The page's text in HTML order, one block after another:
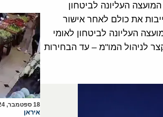
העליונה לביטחון
את כולם לאחר אישור
העליונה לביטחון לאומי
לניהול המו"מ – עד הבחירות
18 ספטמבר, 2024
איראן